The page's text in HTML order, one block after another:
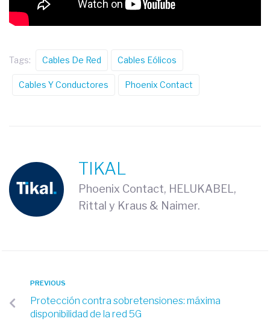
Tags: Cables De Red Cables Eólicos
Cables Y Conductores Phoenix Contact
TIKAL
Phoenix Contact, HELUKABEL,
Rittal y Kraus & Naimer.
PREVIOUS
Protección contra sobretensiones: máxima
disponibilidad de la red 5G